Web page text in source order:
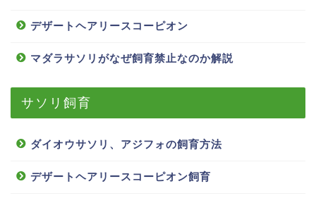
デザートヘアリースコーピオン
マダラサソリがなぜ飼育禁止なのか解説
サソリ飼育
ダイオウサソリ、アジフォの飼育方法
デザートヘアリースコーピオン飼育